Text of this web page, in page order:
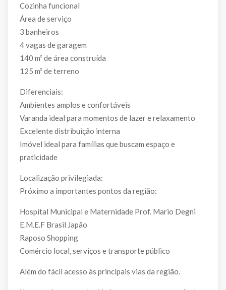
Cozinha funcional
Área de serviço
3 banheiros
4 vagas de garagem
140 m² de área construída
125 m² de terreno
Diferenciais:
Ambientes amplos e confortáveis
Varanda ideal para momentos de lazer e relaxamento
Excelente distribuição interna
Imóvel ideal para famílias que buscam espaço e
praticidade
Localização privilegiada:
Próximo a importantes pontos da região:
Hospital Municipal e Maternidade Prof. Mario Degni
E.M.E.F Brasil Japão
Raposo Shopping
Comércio local, serviços e transporte público
Além do fácil acesso às principais vias da região.